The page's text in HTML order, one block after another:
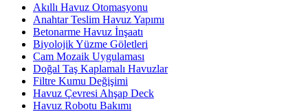
Akıllı Havuz Otomasyonu
Anahtar Teslim Havuz Yapımı
Betonarme Havuz İnşaatı
Biyolojik Yüzme Göletleri
Cam Mozaik Uygulaması
Doğal Taş Kaplamalı Havuzlar
Filtre Kumu Değişimi
Havuz Çevresi Ahşap Deck
Havuz Robotu Bakımı